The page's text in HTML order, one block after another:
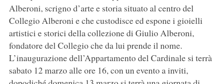
Alberoni, scrigno d’arte e storia situato al centro del
Collegio Alberoni e che custodisce ed espone i gioielli
artistici e storici della collezione di Giulio Alberoni,
fondatore del Collegio che da lui prende il nome.
L’inaugurazione dell’Appartamento del Cardinale si terrà
sabato 12 marzo alle ore 16, con un evento a inviti,